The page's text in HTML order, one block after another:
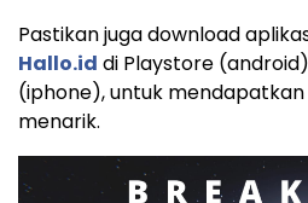
Pastikan juga download
Hallo.id di Playstore
(iphone), untuk
menarik.